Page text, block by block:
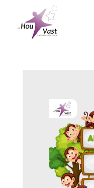
Flexibel sporten
Vakanties
Docenten
Lidmaatschap
Inschrijven
Activiteiten